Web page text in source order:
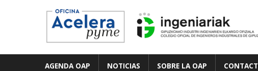
AGENDA OAP NOTICIAS SOBRE LA OAP